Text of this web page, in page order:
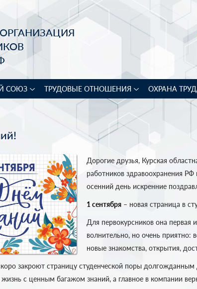
СОЮЗ ТРУДОВЫЕ ОТНОШЕНИЯ ОХРАНА
Дорогие друзья, Курская
работников здравоохранения
осенний день искренние
1 сентября– новая страница в
Для первокурсников она первая
волнительно, но очень приятно:
новые знакомства, открытия,
закроют страницу студенческой поры
с ценным багажом знаний, а главное в компании